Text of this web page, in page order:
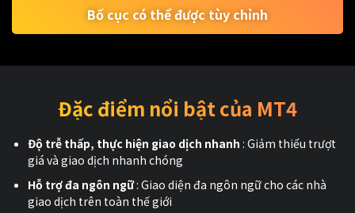
Bố cục có thể được tùy chỉnh
Đặc điểm nổi bật của MT4
Độ trễ thấp, thực hiện giao dịch nhanh : Giảm thiểu trượt
giá và giao dịch nhanh chóng
Hỗ trợ đa ngôn ngữ: Giao diện đa ngôn ngữ cho các nhà
giao dịch trên toàn thế giới